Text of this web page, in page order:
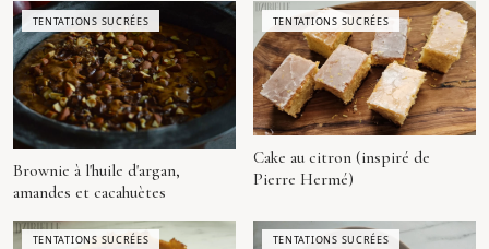
TENTATIONS SUCRÉES
Brownie à l'huile d'argan,
amandes et cacahuètes
TENTATIONS SUCRÉES
Cake au citron (inspiré de
Pierre Hermé)
TENTATIONS SUCRÉES TENTATIONS SUCRÉES